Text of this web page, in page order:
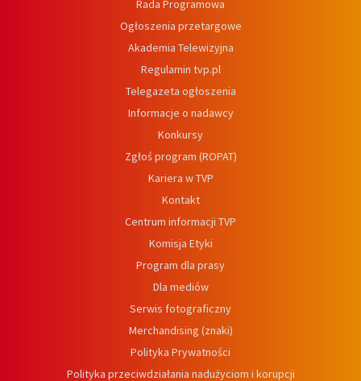
Rada Programowa
Ogłoszenia przetargowe
Akademia Telewizyjna
Regulamin tvp.pl
Telegazeta ogłoszenia
Informacje o nadawcy
Konkursy
Zgłoś program (ROPAT)
Kariera w TVP
Kontakt
Centrum informacji TVP
Komisja Etyki
Program dla prasy
Dla mediów
Serwis fotograficzny
Merchandising (znaki)
Polityka Prywatności
Polityka przeciwdziałania nadużyciom i korupcji